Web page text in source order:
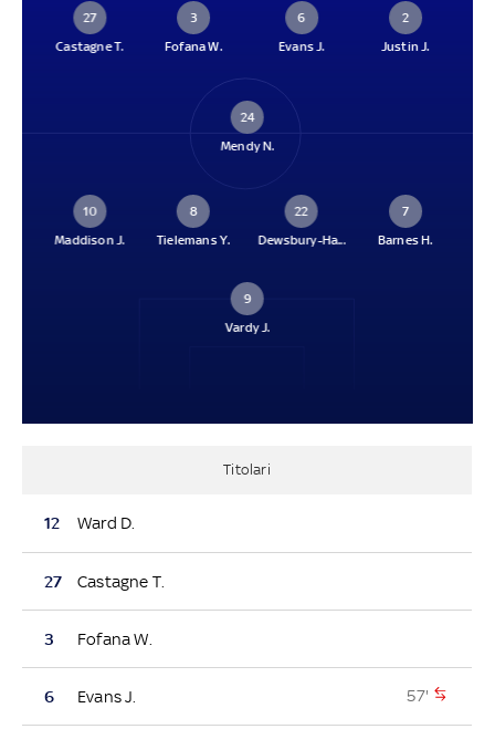
27
Castagne T.
3
Fofana W.
6
Evans J.
2
Justin J.
24
Mendy N.
10
Maddison J.
8
Tielemans Y.
22
Dewsbury-Ha...
7
Barnes H.
9
Vardy J.
Titolari
12 Ward D.
27 Castagne T.
3 Fofana W.
6 Evans J. 57'